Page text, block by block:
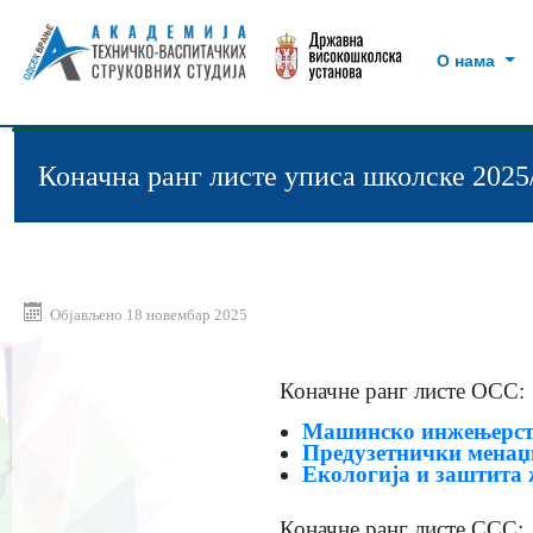
О нама
Коначна ранг листе уписа школске
Објављено 18 новембар 2025
Коначне ранг листе ОСС:
Машинско
Предузетнички
Екологија и заштита